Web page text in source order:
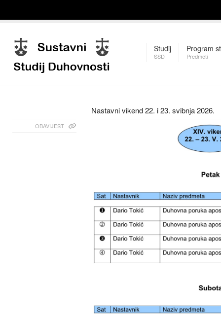
Studij
SSD
Program
Predmeti
Nastavni vikend 22. i 23. svibnja 2026.
OBAVIJEST